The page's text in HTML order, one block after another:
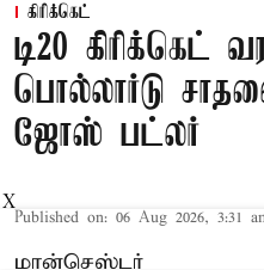
கிரிக்கெட்
டி20 கிரிக்கெட்
பொல்லார்டு
ஜோஸ் பட்லர்
Published on: 06 Aug 2026, 3:31
மான்செஸ்டர்
X